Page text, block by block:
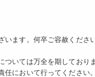
ます。何卒ご容赦ください
ついては万全を期しており
任において行ってください